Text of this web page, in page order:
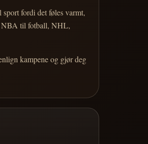
fordi det føles varmt,
NBA til fotball, NHL,
kampene og gjør deg